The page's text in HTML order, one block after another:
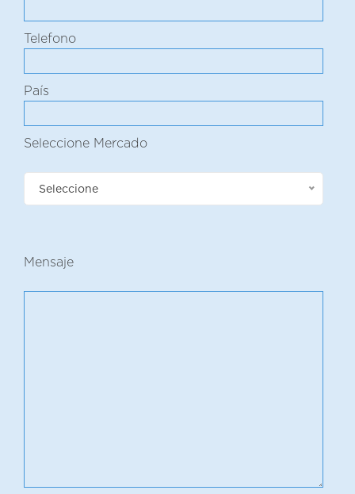
Telefono
País
Seleccione Mercado
Seleccione
Mensaje